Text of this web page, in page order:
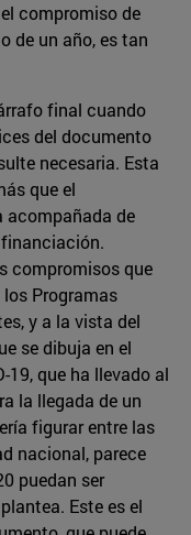
compromiso de
de un año, es tan
final cuando
del documento
necesaria. Esta
que el
acompañada de
compromisos que
Programas
y a la vista del
se dibuja en el
19, que ha llevado al
la llegada de un
figurar entre las
nacional, parece
puedan ser
Este es el